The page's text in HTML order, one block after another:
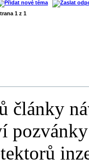
1 z 1
články